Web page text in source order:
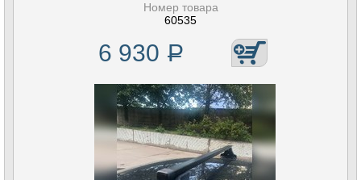
Номер товара
60535
6 930 Р